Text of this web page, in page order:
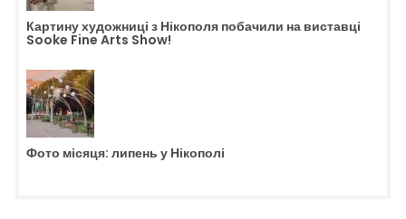
Картину художниці з Нікополя побачили на виставці
Sooke Fine Arts Show!
Фото місяця: липень у Нікополі